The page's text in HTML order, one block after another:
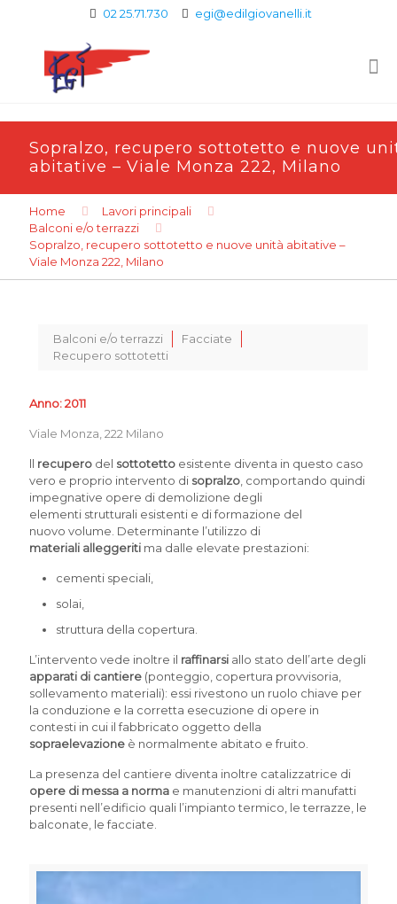
02 25.71.730 egi@edilgiovanelli.it
Sopralzo, recupero sottotetto e nuove
abitative – Viale Monza 222, Milano
Home
Lavori principali
Balconi e/o terrazzi
Sopralzo, recupero sottotetto e nuove unità abitative –
Viale Monza 222, Milano
Balconi e/o terrazzi
Facciate
Recupero sottotetti
Anno: 2011
Viale Monza, 222 Milano
ll recupero del sottotetto esistente diventa in questo caso
vero e proprio intervento di sopralzo , comportando quindi
impegnative opere di demolizione degli
elementi strutturali esistenti e di formazione del
nuovo volume. Determinante l’utilizzo di
materiali alleggeriti ma dalle elevate prestazioni:
cementi speciali,
solai,
struttura della copertura.
L’intervento vede inoltre il raffinarsi allo stato dell’arte degli
apparati di cantiere (ponteggio, copertura provvisoria,
sollevamento materiali): essi rivestono un ruolo chiave per
la conduzione e la corretta esecuzione di opere in
contesti in cui il fabbricato oggetto della
sopraelevazione è normalmente abitato e fruito.
La presenza del cantiere diventa inoltre catalizzatrice di
opere di messa a norma e manutenzioni di altri manufatti
presenti nell’edificio quali l’impianto termico, le terrazze, le
balconate, le facciate.